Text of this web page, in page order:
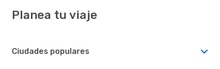
Planea tu viaje
Ciudades populares